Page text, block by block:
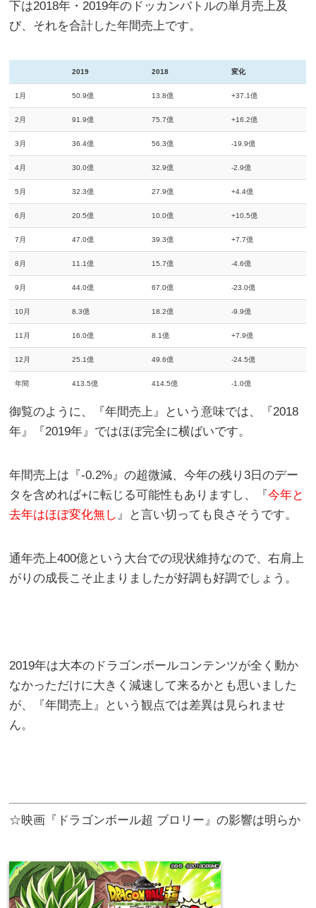
下は2018年・2019年のドッカンバトルの単月売上及
び、それを合計した年間売上です。
2019 2018 変化
1月 50.9億 13.8億 +37.1億
2月 91.9億 75.7億 +16.2億
3月 36.4億 56.3億 -19.9億
4月 30.0億 32.9億 -2.9億
5月 32.3億 27.9億 +4.4億
6月 20.5億 10.0億 +10.5億
7月 47.0億 39.3億 +7.7億
8月 11.1億 15.7億 -4.6億
9月 44.0億 67.0億 -23.0億
10月 8.3億 18.2億 -9.9億
11月 16.0億 8.1億 +7.9億
12月 25.1億 49.6億 -24.5億
年間 413.5億 414.5億 -1.0億
御覧のように、『年間売上』という意味では、『2018
年』『2019年』ではほぼ完全に横ばいです。
年間売上は『-0.2%』の超微減、今年の残り3日のデー
タを含めれば+に転じる可能性もありますし、『今年と
去年はほぼ変化無し 』と言い切っても良さそうです。
通年売上400億という大台での現状維持なので、右肩上
がりの成長こそ止まりましたが好調も好調でしょう。
2019年は大本のドラゴンボールコンテンツが全く動か
なかっただけに大きく減速して来るかとも思いました
が、『年間売上』という観点では差異は見られませ
ん。
☆映画『ドラゴンボール超 ブロリー』の影響は明らか